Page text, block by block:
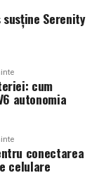
susține Serenity
cum
autonomia
conectarea
celulare